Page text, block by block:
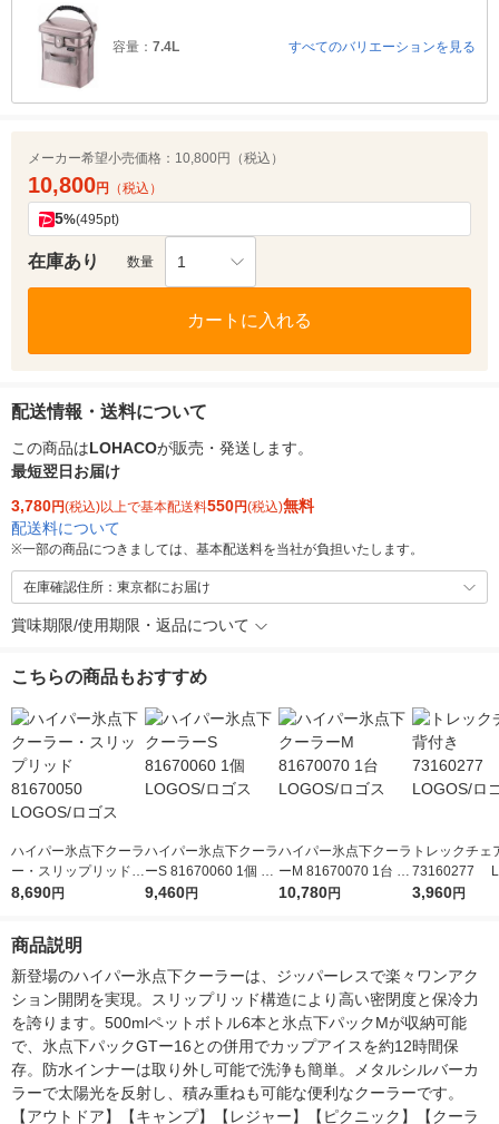
容量： 7.4L すべてのバリエーションを見る
メーカー希望小売価格： 10,800円（税込）
10,800円 （税込）
5%(495pt)
在庫あり 数量 1
カートに入れる
配送情報・送料について
この商品はLOHACOが販売・発送します。
最短翌日お届け
3,780円(税込)以上で基本配送料550円(税込)無料
配送料について
※一部の商品につきましては、基本配送料を当社が負担いたします。
在庫確認住所：東京都にお届け
賞味期限/使用期限・返品について
こちらの商品もおすすめ
ハイパー氷点下クーラ
ー・スリップリッド 8
1670050 LOGOS/ロ
8,690円
ハイパー氷点下クーラ
ーS 81670060 1個 LO
GOS/ロゴス
9,460円
ハイパー氷点下クーラ
ーM 81670070 1台 L
OGOS/ロゴス
10,780円
トレックチェ
73160277
ロゴス
3,960円
商品説明
新登場のハイパー氷点下クーラーは、ジッパーレスで楽々ワンアク
ション開閉を実現。スリップリッド構造により高い密閉度と保冷力
を誇ります。500mlペットボトル6本と氷点下パックMが収納可能
で、氷点下パックGTー16との併用でカップアイスを約12時間保
存。防水インナーは取り外し可能で洗浄も簡単。メタルシルバーカ
ラーで太陽光を反射し、積み重ねも可能な便利なクーラーです。
【アウトドア】【キャンプ】【レジャー】【ピクニック】【クーラ